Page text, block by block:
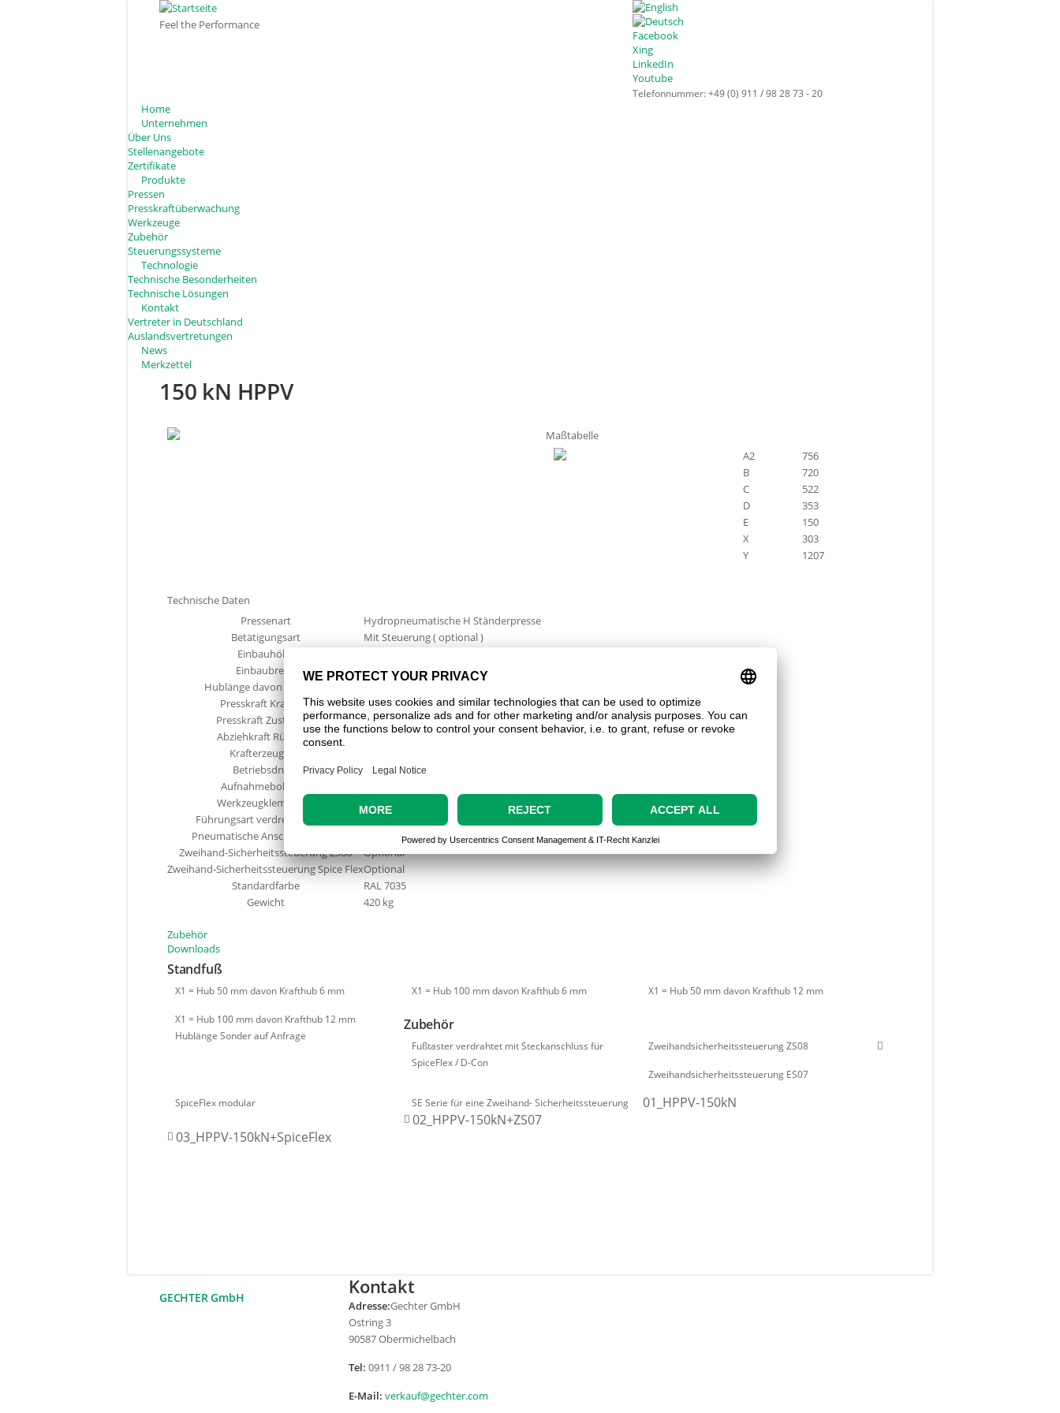
Feel the Performance
Facebook
Xing
LinkedIn
Youtube
Telefonnummer: +49 (0) 911 / 98 28 73 - 20
Home
Unternehmen
Über Uns
Stellenangebote
Zertifikate
Produkte
Pressen
Presskraftüberwachung
Werkzeuge
Zubehör
Steuerungssysteme
Technologie
Technische Besonderheiten
Technische Lösungen
Kontakt
Vertreter in Deutschland
Auslandsvertretungen
News
Merkzettel
150 kN HPPV
Maßtabelle
A2
756
B
720
C
522
D
353
E
150
X
303
Y
1207
Technische Daten
Pressenart
Hydropneumatische H Ständerpresse
Betätigungsart
Mit Steuerung ( optional )
Einbauhöhe
Einbaubreite
353 mm
Hublänge davon Krafthub
Presskraft Krafthub
150 kN
Presskraft Zustellhub
6,5 kN
Abziehkraft Rückhub
6,2 kN
Krafterzeugung
Betriebsdruck
6 bar
Aufnahmebohrung
Werkzeugklemmung
Abnehmbares Klemmstück
Führungsart verdrehgesichert
Pneumatische Anschlussleitung
Zweihand-Sicherheitssteuerung ZS08
Optional
Zweihand-Sicherheitssteuerung Spice FlexOptional
Standardfarbe
RAL 7035
Gewicht
420 kg
Zubehör
Downloads
Standfuß
X1 = Hub 50 mm davon Krafthub 6 mm X1 = Hub 100 mm davon Krafthub 6 mm X1 = Hub 50 mm davon Krafthub 12 mm
X1 = Hub 100 mm davon Krafthub 12 mm
Hublänge Sonder auf Anfrage
Zubehör
Fußtaster verdrahtet mit Steckanschluss für
SpiceFlex / D-Con
Zweihandsicherheitssteuerung ZS08
Zweihandsicherheitssteuerung ES07
SpiceFlex modular SE Serie für eine Zweihand- Sicherheitssteuerung
01_HPPV-150kN
02_HPPV-150kN+ZS07
03_HPPV-150kN+SpiceFlex
GECHTER GmbH Kontakt
Adresse:Gechter GmbH
Ostring 3
90587 Obermichelbach
Tel: 0911 / 98 28 73-20
E-Mail: verkauf@gechter.com